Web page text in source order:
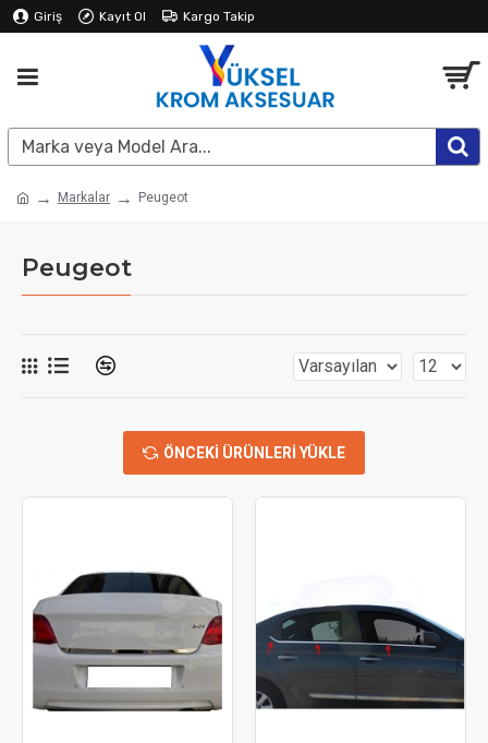
Giriş Kayıt Ol Kargo Takip
Markalar Peugeot
Peugeot
ÖNCEKI ÜRÜNLERI YÜKLE